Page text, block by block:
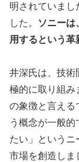
明されていまし
した。
ソニーは
用するという革
井深氏は、技術
極的に取り組み
の象徴と言える
う概念が一般
たい」というニ
市場を創造しま